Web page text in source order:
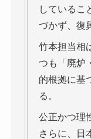
しているこ
づかず、復
竹本担当相
つも「廃炉
的根拠に基
る。
公正かつ理
さらに、日